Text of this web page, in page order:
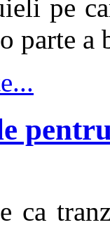
pe
parte
ca